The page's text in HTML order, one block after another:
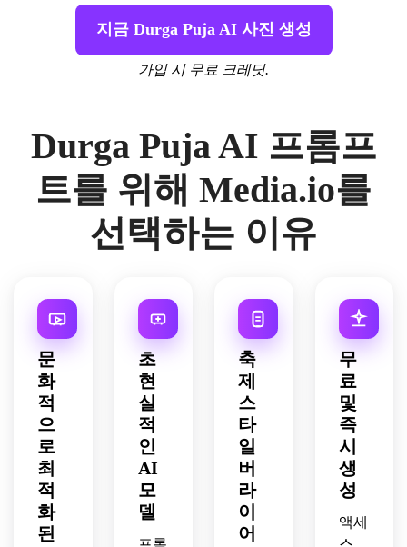
지금 Durga Puja AI 사진 생성
가입 시 무료 크레딧.
Durga Puja AI 프롬프
트를 위해 Media.io를
선택하는 이유
문
화
적
으
로
최
적
화
된
초
현
실
적
인
AI
모
델
프롬
축
제
스
타
일
버
라
이
어
무
료
및
즉
시
생
성
액세
스